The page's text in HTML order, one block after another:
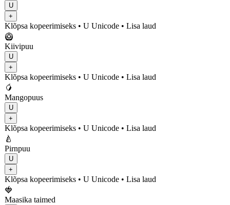
U
+
Klõpsa kopeerimiseks • U Unicode • Lisa laud
🥝
Kiivipuu
U
+
Klõpsa kopeerimiseks • U Unicode • Lisa laud
🥭
Mangopuus
U
+
Klõpsa kopeerimiseks • U Unicode • Lisa laud
🍐
Pirnpuu
U
+
Klõpsa kopeerimiseks • U Unicode • Lisa laud
🍓
Maasika taimed